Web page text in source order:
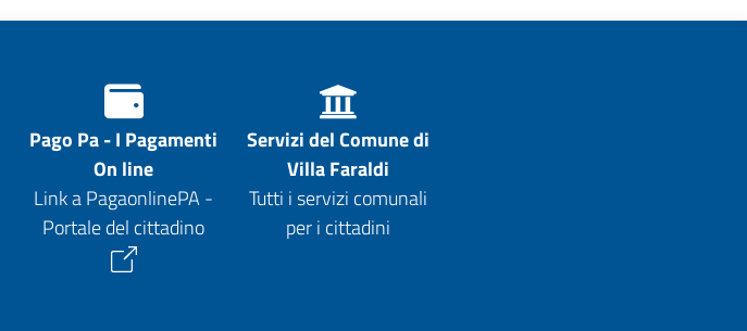
Pago Pa - I Pagamenti
On line
Link a PagaonlinePA -
Portale del cittadino
Servizi del Comune di
Villa Faraldi
Tutti i servizi comunali
per i cittadini